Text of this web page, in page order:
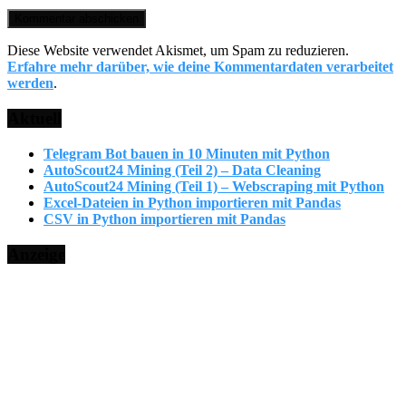
Diese Website verwendet Akismet, um Spam zu reduzieren.
Erfahre mehr darüber, wie deine Kommentardaten verarbeitet
werden.
Telegram Bot bauen in 10 Minuten mit Python
AutoScout24 Mining (Teil 2) – Data Cleaning
AutoScout24 Mining (Teil 1) – Webscraping mit Python
Excel-Dateien in Python importieren mit Pandas
CSV in Python importieren mit Pandas